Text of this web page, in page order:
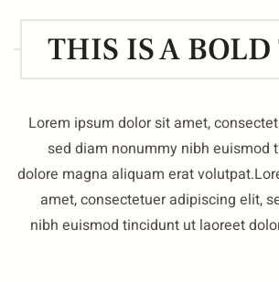
THIS IS A
Lorem ipsum dolor sit amet,
sed diam nonummy nibh
dolore magna aliquam erat
amet, consectetuer adipiscing
nibh euismod tincidunt ut laoreet